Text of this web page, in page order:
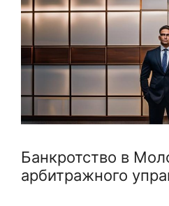
Банкротство в
арбитражного